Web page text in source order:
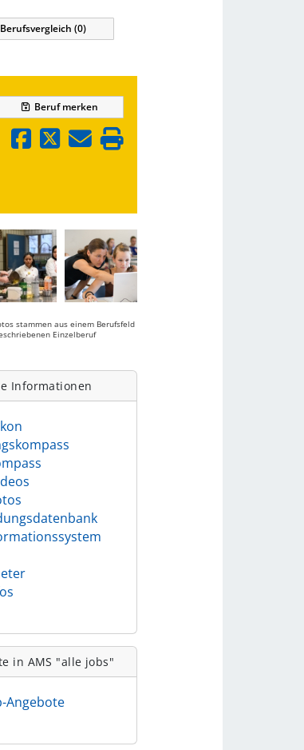
(0)
Berufmerken
stammen aus einem Berufsfeld
Einzelberuf
Informationen
in AMS "alle jobs"
Angebote